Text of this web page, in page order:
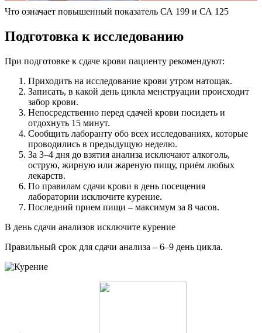
Что означает повышенный показатель СА 199 и СА 125
Подготовка к исследованию
При подготовке к сдаче крови пациенту рекомендуют:
Приходить на исследование крови утром натощак.
Записать, в какой день цикла менструации происходит
забор крови.
Непосредственно перед сдачей крови посидеть и
отдохнуть 15 минут.
Сообщить лаборанту обо всех исследованиях, которые
проводились в предыдущую неделю.
За 3–4 дня до взятия анализа исключают алкоголь,
острую, жирную или жареную пищу, приём любых
лекарств.
По правилам сдачи крови в день посещения
лаборатории исключите курение.
Последний прием пищи – максимум за 8 часов.
В день сдачи анализов исключите курение
Правильный срок для сдачи анализа – 6–9 день цикла.